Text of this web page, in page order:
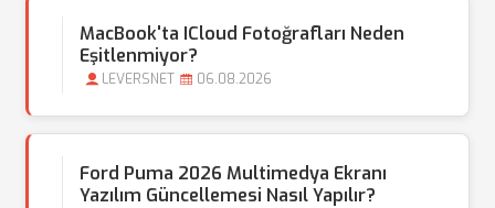
MacBook'ta ICloud Fotoğrafları Neden
Eşitlenmiyor?
LEVERSNET 06.08.2026
Ford Puma 2026 Multimedya Ekranı
Yazılım Güncellemesi Nasıl Yapılır?